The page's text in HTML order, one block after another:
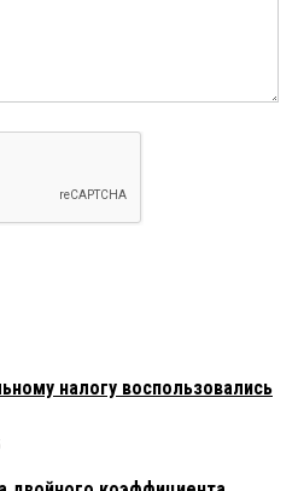
налогу воспользовались